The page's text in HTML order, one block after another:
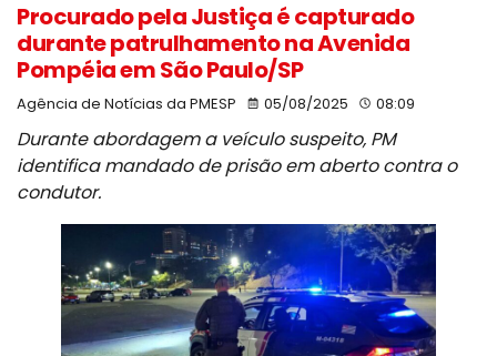
Procurado pela Justiça é capturado
durante patrulhamento na Avenida
Pompéia em São Paulo/SP
Agência de Notícias da PMESP 05/08/2025 08:09
Durante abordagem a veículo suspeito, PM
identifica mandado de prisão em aberto contra o
condutor.